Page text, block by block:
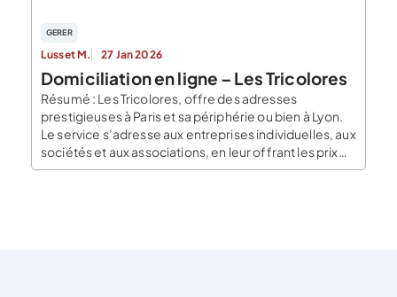
GERER
Lusset M. 27 Jan 2026
Domiciliation en ligne – Les Tricolores
Résumé : Les Tricolores, offre des adresses
prestigieuses à Paris et sa périphérie ou bien à Lyon.
Le service s’adresse aux entreprises individuelles, aux
sociétés et aux associations, en leur offrant les prix
les plus bas du marché pour domicilier leur activité.